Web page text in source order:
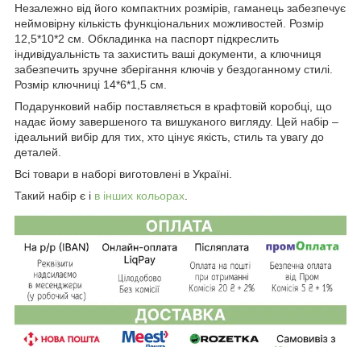
Незалежно від його компактних розмірів, гаманець забезпечує
неймовірну кількість функціональних можливостей. Розмір
12,5*10*2 см. Обкладинка на паспорт підкреслить
індивідуальність та захистить ваші документи, а ключниця
забезпечить зручне зберігання ключів у бездоганному стилі.
Розмір ключниці 14*6*1,5 см.
Подарунковий набір поставляється в крафтовій коробці, що
надає йому завершеного та вишуканого вигляду. Цей набір –
ідеальний вибір для тих, хто цінує якість, стиль та увагу до
деталей.
Всі товари в наборі виготовлені в Україні.
Такий набір є і в інших кольорах